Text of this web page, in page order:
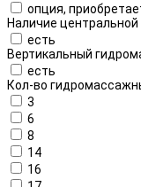
опция,
Наличие центральной
есть
Вертикальный
есть
Кол-во
3
6
8
14
16